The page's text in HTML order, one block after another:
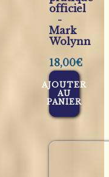
officiel
-
Mark
Wolynn
18,00€
AJOUTER
AU
PANIER